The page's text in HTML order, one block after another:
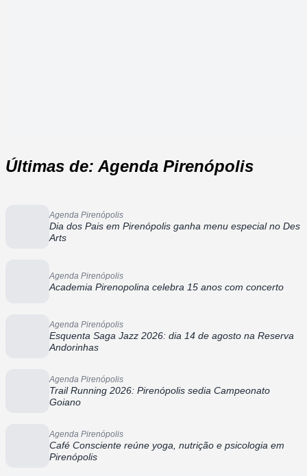
Últimas de: Agenda Pirenópolis
Agenda Pirenópolis
Dia dos Pais em Pirenópolis ganha menu especial no Des
Arts
Agenda Pirenópolis
Academia Pirenopolina celebra 15 anos com concerto
Agenda Pirenópolis
Esquenta Saga Jazz 2026: dia 14 de agosto na Reserva
Andorinhas
Agenda Pirenópolis
Trail Running 2026: Pirenópolis sedia Campeonato
Goiano
Agenda Pirenópolis
Café Consciente reúne yoga, nutrição e psicologia em
Pirenópolis